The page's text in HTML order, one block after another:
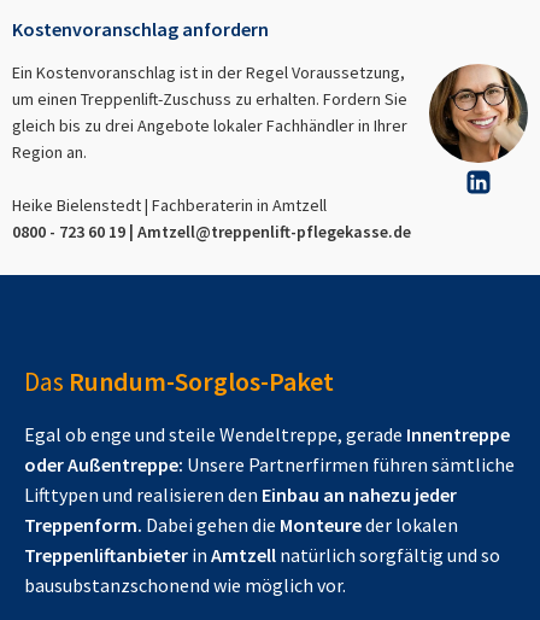
Kostenvoranschlag anfordern
Ein Kostenvoranschlag ist in der Regel Voraussetzung,
um einen Treppenlift-Zuschuss zu erhalten. Fordern Sie
gleich bis zu drei Angebote lokaler Fachhändler in Ihrer
Region an.
Heike Bielenstedt | Fachberaterin in Amtzell
0800 - 723 60 19 | Amtzell@treppenlift-pflegekasse.de
Das Rundum-Sorglos-Paket
Egal ob enge und steile Wendeltreppe, gerade Innentreppe
oder Außentreppe: Unsere Partnerfirmen führen sämtliche
Lifttypen und realisieren den Einbau an nahezu jeder
Treppenform. Dabei gehen die Monteureder lokalen
Treppenliftanbieter in Amtzell natürlich sorgfältig und so
bausubstanzschonend wie möglich vor.